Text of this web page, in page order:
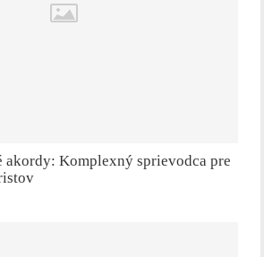
Komplexný sprievodca pre